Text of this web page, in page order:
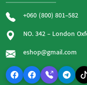
+060 (800) 801-582
NO. 342 - London
eshop@gmail.com